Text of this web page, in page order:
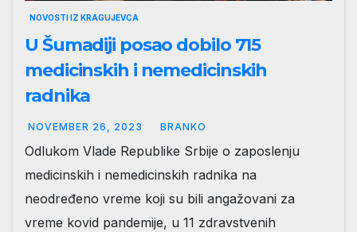
NOVOSTI IZ KRAGUJEVCA
U Šumadiji posao dobilo 715
medicinskih i nemedicinskih
radnika
NOVEMBER 26, 2023 BRANKO
Odlukom Vlade Republike Srbije o zaposlenju
medicinskih i nemedicinskih radnika na
neodređeno vreme koji su bili angažovani za
vreme kovid pandemije, u 11 zdravstvenih